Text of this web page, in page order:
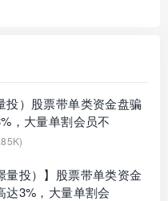
投）股票带单类资金盘骗
，大量单割会员不
量投）】股票带单类资金
达3%，大量单割会